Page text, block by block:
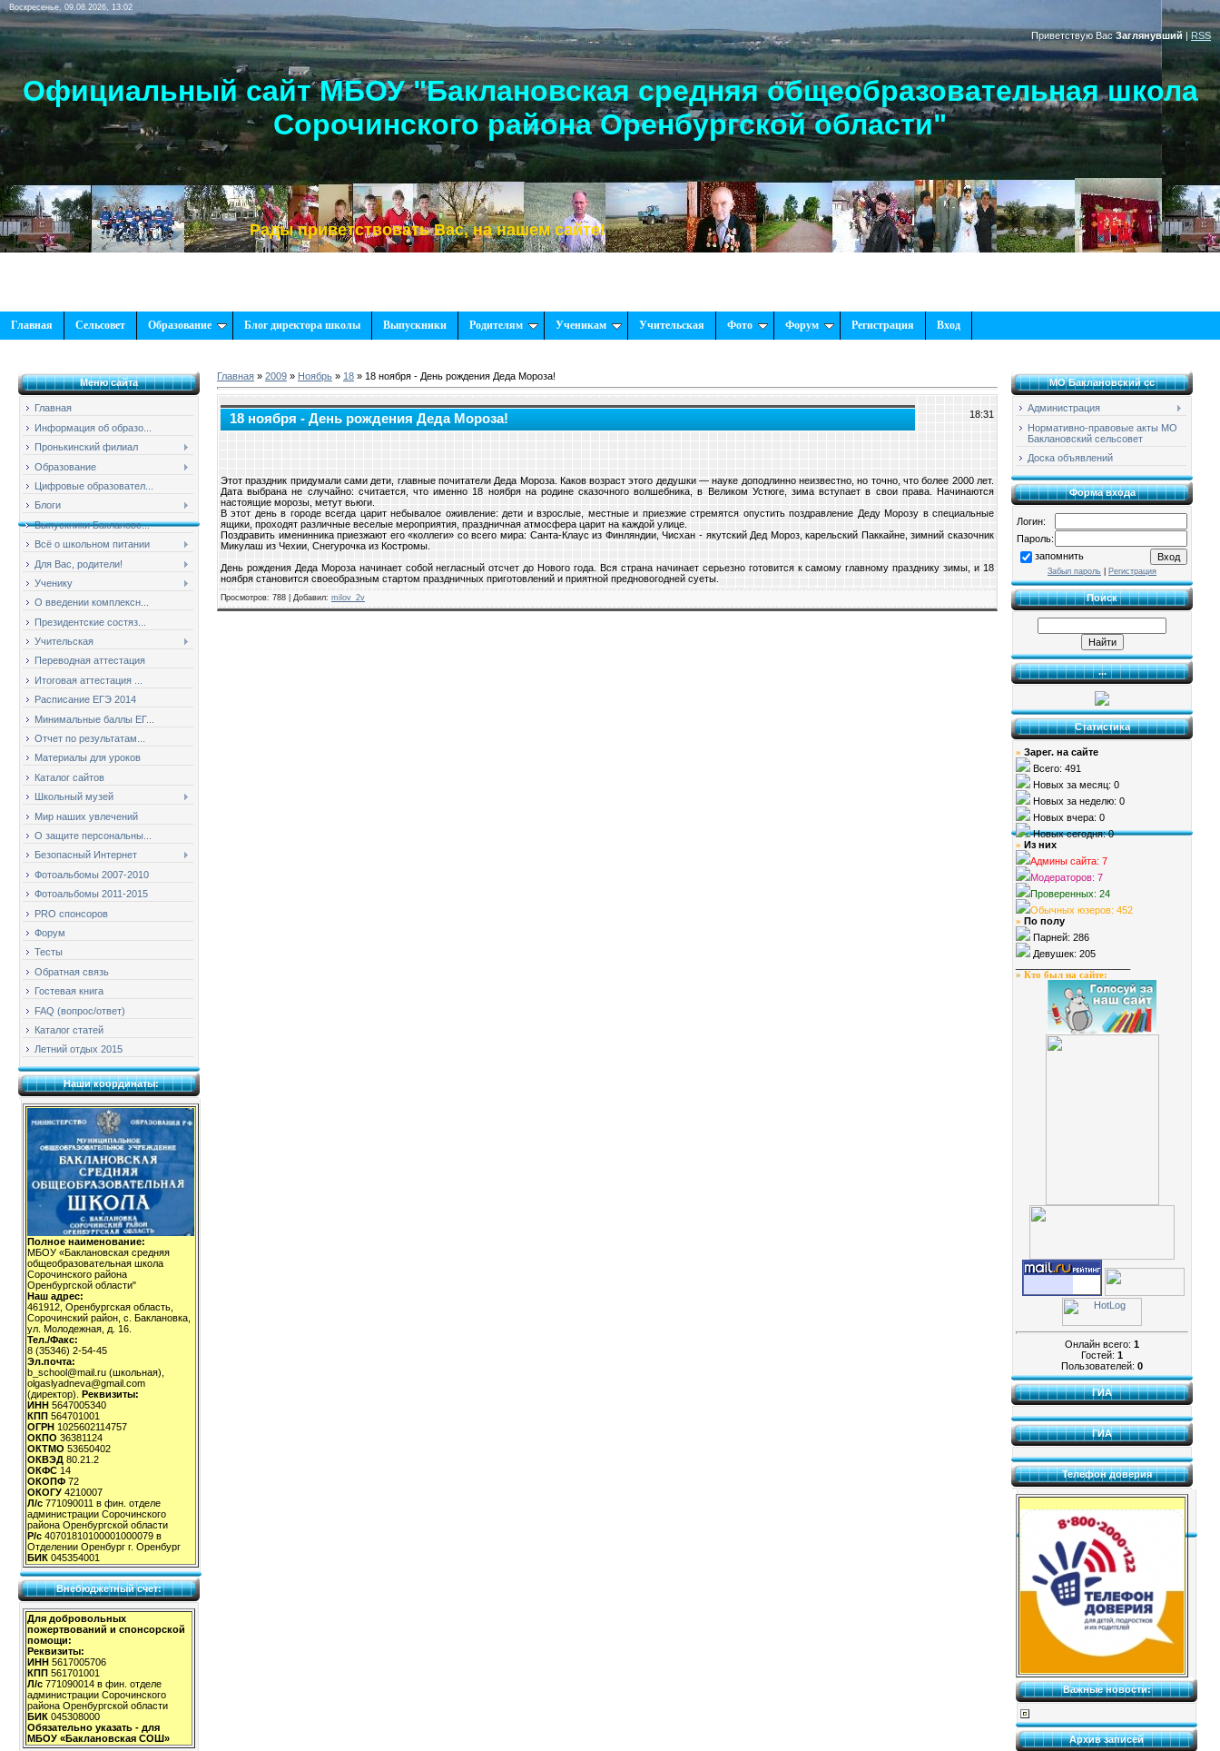
Воскресенье, 09.08.2026, 13:02
Приветствую Вас Заглянувший | RSS
Официальный сайт МБОУ "Баклановская средняя общеобразовательная школа
Сорочинского района Оренбургской области"
Рады приветствовать Вас, на нашем сайте!
Главная Сельсовет Образование Блог директора школы Выпускники Родителям Ученикам Учительская Фото Форум Регистрация Вход
Меню сайта
Главная
Информация об образо...
Пронькинский филиал
Образование
Цифровые образовател...
Блоги
Выпускники Баклановс...
Всё о школьном питании
Для Вас, родители!
Ученику
О введении комплексн...
Президентские состяз...
Учительская
Переводная аттестация
Итоговая аттестация ...
Расписание ЕГЭ 2014
Минимальные баллы ЕГ...
Отчет по результатам...
Материалы для уроков
Каталог сайтов
Школьный музей
Мир наших увлечений
О защите персональны...
Безопасный Интернет
Фотоальбомы 2007-2010
Фотоальбомы 2011-2015
PRO спонсоров
Форум
Тесты
Обратная связь
Гостевая книга
FAQ (вопрос/ответ)
Каталог статей
Летний отдых 2015
Наши координаты:
Полное наименование:
МБОУ «Баклановская средняя
общеобразовательная школа
Сорочинского района
Оренбургской области"
Наш адрес:
461912, Оренбургская область,
Сорочинский район, с. Баклановка,
ул. Молодежная, д. 16.
Тел./Факс:
8 (35346) 2-54-45
Эл.почта:
b_school@mail.ru (школьная),
olgaslyadneva@gmail.com
(директор). Реквизиты:
ИНН 5647005340
КПП 564701001
ОГРН 1025602114757
ОКПО 36381124
ОКТМО 53650402
ОКВЭД 80.21.2
ОКФС 14
ОКОПФ 72
ОКОГУ 4210007
Л/с 771090011 в фин. отделе
администрации Сорочинского
района Оренбургской области
Р/с 40701810100001000079 в
Отделении Оренбург г. Оренбург
БИК 045354001
Внебюджетный счет:
Для добровольных
пожертвований и спонсорской
помощи:
Реквизиты:
ИНН 5617005706
КПП 561701001
Л/с 771090014 в фин. отделе
администрации Сорочинского
района Оренбургской области
БИК 045308000
Обязательно указать - для
МБОУ «Баклановская СОШ»
Главная » 2009 » Ноябрь » 18 » 18 ноября - День рождения Деда Мороза!
18 ноября - День рождения Деда Мороза! 18:31
Этот праздник придумали сами дети, главные почитатели Деда Мороза. Каков возраст этого дедушки — науке доподлинно неизвестно, но точно, что более 2000 лет.
Дата выбрана не случайно: считается, что именно 18 ноября на родине сказочного волшебника, в Великом Устюге, зима вступает в свои права. Начинаются
настоящие морозы, метут вьюги.
В этот день в городе всегда царит небывалое оживление: дети и взрослые, местные и приезжие стремятся опустить поздравление Деду Морозу в специальные
ящики, проходят различные веселые мероприятия, праздничная атмосфера царит на каждой улице.
Поздравить именинника приезжают его «коллеги» со всего мира: Санта-Клаус из Финляндии, Чисхан - якутский Дед Мороз, карельский Паккайне, зимний сказочник
Микулаш из Чехии, Снегурочка из Костромы.
День рождения Деда Мороза начинает собой негласный отсчет до Нового года. Вся страна начинает серьезно готовится к самому главному празднику зимы, и 18
ноября становится своеобразным стартом праздничных приготовлений и приятной предновогодней суеты.
Просмотров: 788 | Добавил: milov_2v
МО Баклановский сс
Администрация
Нормативно-правовые акты МО
Баклановский сельсовет
Доска объявлений
Форма входа
Логин:
Пароль:
запомнить
Забыл пароль Регистрация
Поиск
...
Статистика
» Зарег. на сайте
Всего: 491
Новых за месяц: 0
Новых за неделю: 0
Новых вчера: 0
Новых сегодня: 0
» Из них
Админы сайта: 7
Модераторов: 7
Проверенных: 24
Обычных юзеров: 452
» По полу
Парней: 286
Девушек: 205
» Кто был на сайте:
Онлайн всего: 1
Гостей: 1
Пользователей: 0
ГИА
ГИА
Телефон доверия
Важные новости:
Архив записей